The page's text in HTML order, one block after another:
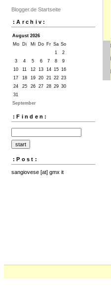
Blogger.de Startseite
:Archiv:
August 2026
Mo
Di Mi Do Fr Sa So
1
2
3
4 5 6 7 8
9
10
11 12 13 14 15 16
17
18 19 20 21 22 23
24
25 26 27 28 29 30
31
September
:Finden:
:Post:
sangiovese [at] gmx it